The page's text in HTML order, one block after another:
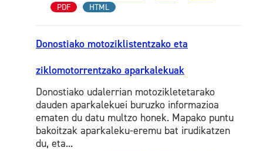
PDF
HTML
Donostiako motoziklistentzako eta
ziklomotorrentzako aparkalekuak
Donostiako udalerrian motozikletetarako
dauden aparkalekuei buruzko informazioa
ematen du datu multzo honek. Mapako puntu
bakoitzak aparkaleku-eremu bat irudikatzen
du, eta...